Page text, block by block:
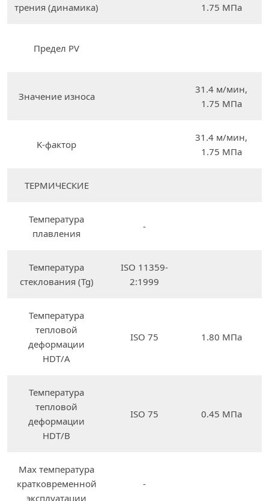
трения (динамика)
1.75 МПа
Предел PV
Значение износа
31.4 м/мин,
1.75 МПа
K-фактор
31.4 м/мин,
1.75 МПа
ТЕРМИЧЕСКИЕ
Температура
плавления
-
Температура
стеклования (Tg)
ISO 11359-
2:1999
Температура
тепловой
деформации
HDT/A
ISO 75 1.80 МПа
Температура
тепловой
деформации
HDT/B
ISO 75 0.45 МПа
Max температура
кратковременной
эксплуатации
-